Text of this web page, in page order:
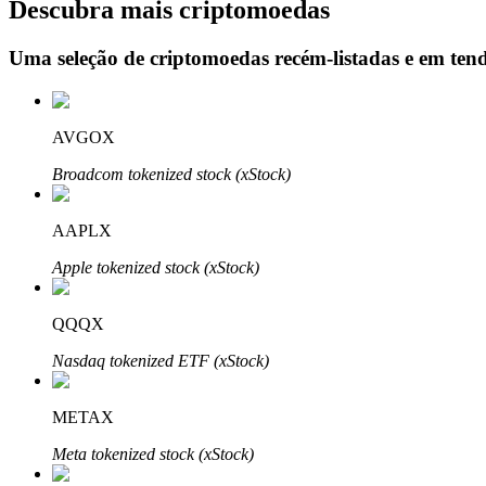
Bloqueios de BTR
Investimentos exclusivos para titulares de BTR
Empréstimos
Serviço de empréstimo apoiado por criptografia
Descubra mais criptomoedas
Uma seleção de criptomoedas recém-listadas e em
AVGOX
Broadcom tokenized stock (xStock)
AAPLX
Apple tokenized stock (xStock)
QQQX
Nasdaq tokenized ETF (xStock)
METAX
Meta tokenized stock (xStock)